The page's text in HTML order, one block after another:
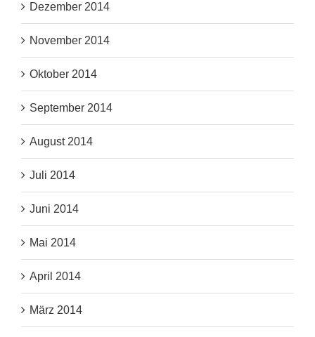
Dezember 2014
November 2014
Oktober 2014
September 2014
August 2014
Juli 2014
Juni 2014
Mai 2014
April 2014
März 2014